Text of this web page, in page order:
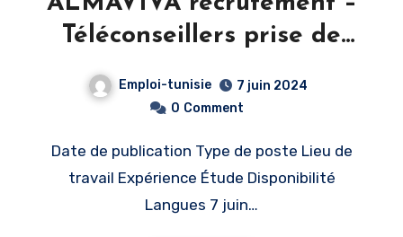
Téléconseillers prise de
RDV B to B – Ariana
Emploi-tunisie
7 juin 2024
0 Comment
Date de publication Type de poste Lieu de
travail Expérience Étude Disponibilité
Langues 7 juin…